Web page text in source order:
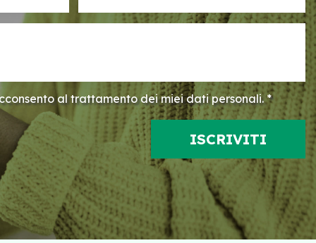
al trattamento dei miei dati personali. *